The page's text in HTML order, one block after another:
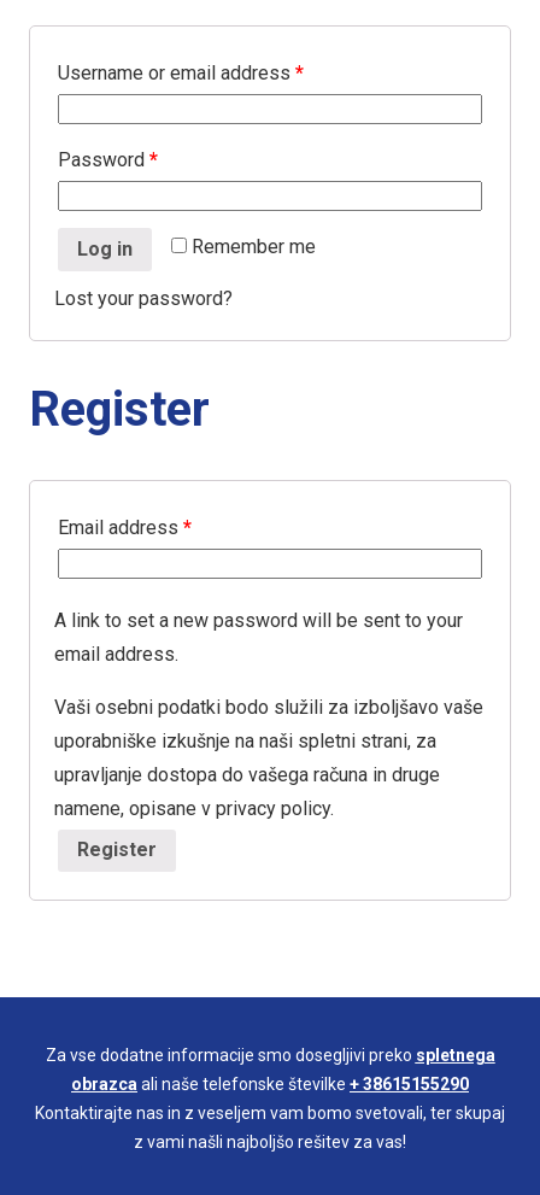
Username or email address *
Password *
Remember me
Log in
Lost your password?
Register
Email address *
A link to set a new password will be sent to your
email address.
Vaši osebni podatki bodo služili za izboljšavo vaše
uporabniške izkušnje na naši spletni strani, za
upravljanje dostopa do vašega računa in druge
namene, opisane v privacy policy.
Register
Za vse dodatne informacije smo dosegljivi preko spletnega
obrazcaali naše telefonske številke + 38615155290
Kontaktirajte nas in z veseljem vam bomo svetovali, ter skupaj
z vami našli najboljšo rešitev za vas!